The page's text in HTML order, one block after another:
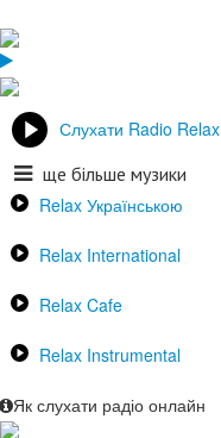
Слухати Radio Relax
ще більше музики
Relax Українською
Relax International
Relax Cafe
Relax Instrumental
Як слухати радіо онлайн